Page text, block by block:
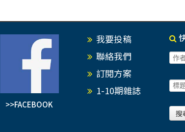
>>FACEBOOK
我要投稿
聯絡我們
訂閱方案
1-10期雜誌